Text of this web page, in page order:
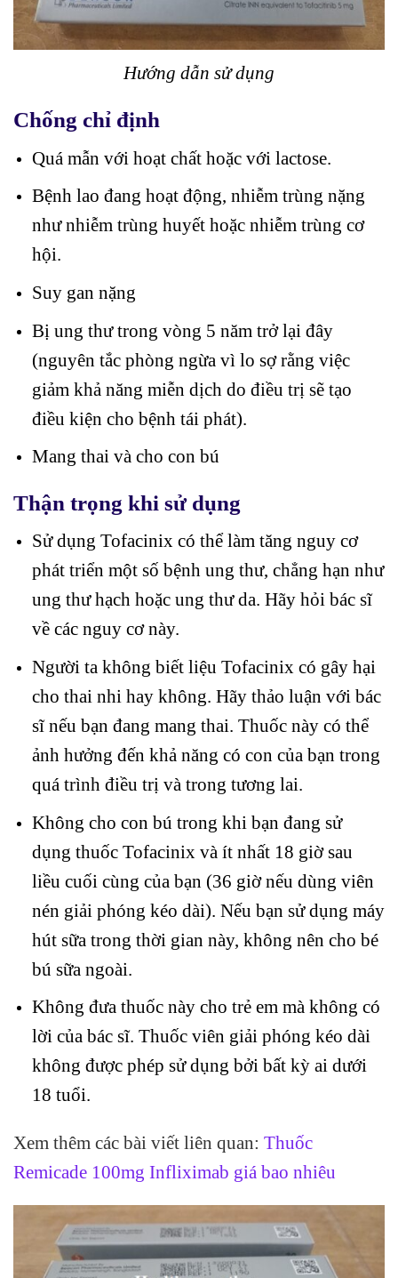
Hướng dẫn sử dụng
Chống chỉ định
Quá mẫn với hoạt chất hoặc với lactose.
Bệnh lao đang hoạt động, nhiễm trùng nặng
như nhiễm trùng huyết hoặc nhiễm trùng cơ
hội.
Suy gan nặng
Bị ung thư trong vòng 5 năm trở lại đây
(nguyên tắc phòng ngừa vì lo sợ rằng việc
giảm khả năng miễn dịch do điều trị sẽ tạo
điều kiện cho bệnh tái phát).
Mang thai và cho con bú
Thận trọng khi sử dụng
Sử dụng Tofacinix có thể làm tăng nguy cơ
phát triển một số bệnh ung thư, chẳng hạn như
ung thư hạch hoặc ung thư da. Hãy hỏi bác sĩ
về các nguy cơ này.
Người ta không biết liệu Tofacinix có gây hại
cho thai nhi hay không. Hãy thảo luận với bác
sĩ nếu bạn đang mang thai. Thuốc này có thể
ảnh hưởng đến khả năng có con của bạn trong
quá trình điều trị và trong tương lai.
Không cho con bú trong khi bạn đang sử
dụng thuốc Tofacinix và ít nhất 18 giờ sau
liều cuối cùng của bạn (36 giờ nếu dùng viên
nén giải phóng kéo dài). Nếu bạn sử dụng máy
hút sữa trong thời gian này, không nên cho bé
bú sữa ngoài.
Không đưa thuốc này cho trẻ em mà không có
lời của bác sĩ. Thuốc viên giải phóng kéo dài
không được phép sử dụng bởi bất kỳ ai dưới
18 tuổi.
Xem thêm các bài viết liên quan: Thuốc
Remicade 100mg Infliximab giá bao nhiêu